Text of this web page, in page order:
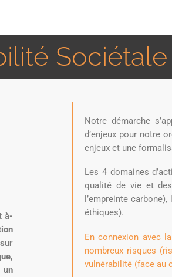
à-
un
Notre démarche
d’enjeux pour notre
enjeux et une
Les 4 domaines
qualité de vie et
l’empreinte
éthiques).
En connexion avec
nombreux risques
vulnérabilité (face au